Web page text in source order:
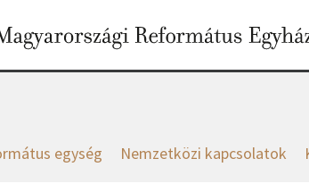
egység Nemzetközi kapcsolatok